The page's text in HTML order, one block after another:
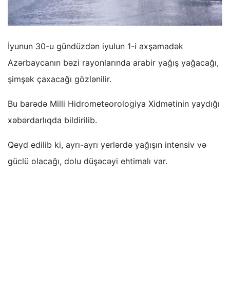
İyunun 30-u gündüzdən iyulun 1-i axşamadək
Azərbaycanın bəzi rayonlarında arabir yağış yağacağı,
şimşək çaxacağı gözlənilir.
Bu barədə Milli Hidrometeorologiya Xidmətinin yaydığı
xəbərdarlıqda bildirilib.
Qeyd edilib ki, ayrı-ayrı yerlərdə yağışın intensiv və
güclü olacağı, dolu düşəcəyi ehtimalı var.